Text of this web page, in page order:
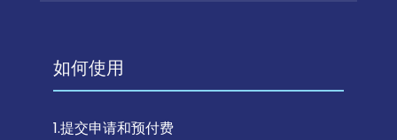
如何使用
1.提交申请和预付费